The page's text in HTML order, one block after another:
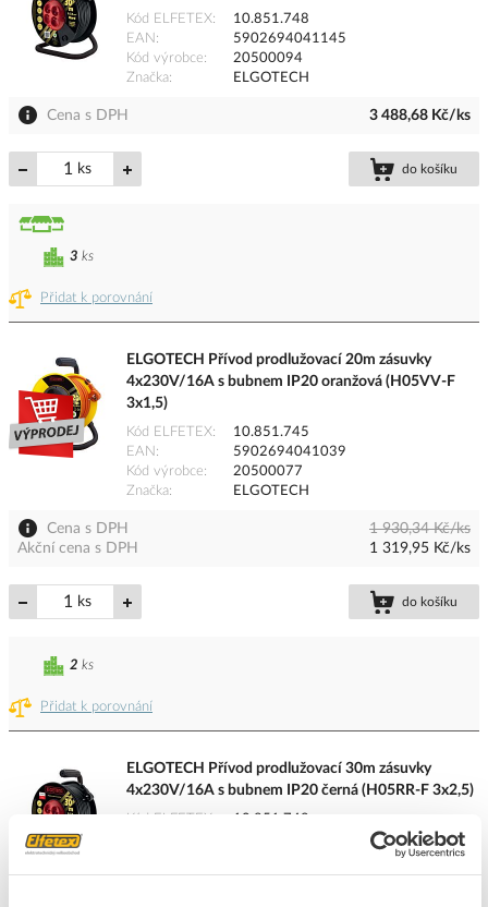
Kód ELFETEX
10.851.748
EAN
5902694041145
Kód výrobce
20500094
Značka
ELGOTECH
Cena s DPH 3 488,68 Kč/ks
ks do košíku
Přidat k porovnání
3 ks
ELGOTECH Přívod prodlužovací 20m zásuvky
4x230V/16A s bubnem IP20 oranžová (H05VV-F
3x1,5)
Kód ELFETEX
10.851.745
EAN
5902694041039
Kód výrobce
20500077
Značka
ELGOTECH
Cena s DPH
1 930,34 Kč/ks
Akční cena s DPH
1 319,95 Kč/ks
ks do košíku
Přidat k porovnání
2 ks
ELGOTECH Přívod prodlužovací 30m zásuvky
4x230V/16A s bubnem IP20 černá (H05RR-F 3x2,5)
Značka
ELGOTECH